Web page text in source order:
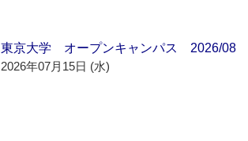
東京大学 オープンキャンパス 2026/08
2026年07月15日 (水)